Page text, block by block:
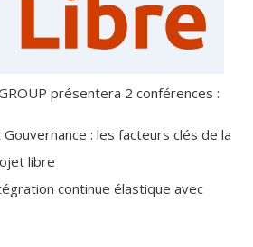
présentera 2 conférences :
: les facteurs clés de la
libre
continue élastique avec